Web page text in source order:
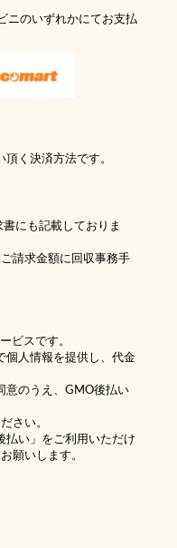
ニのいずれかにてお支払
く決済方法です。
にも記載しておりま
請求金額に回収事務手
ビスです。
個人情報を提供し、代金
意のうえ、GMO後払い
さい。
払い」をご利用いただけ
願いします。